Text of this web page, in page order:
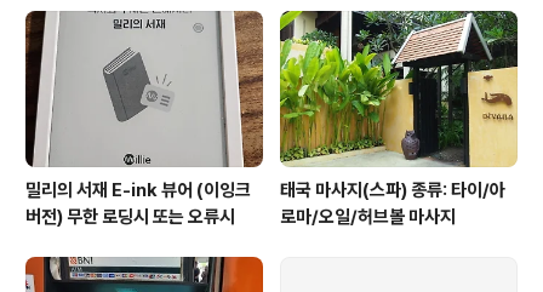
료가 나..
밀리의 서재 E-ink 뷰어 (이잉크
버전) 무한 로딩시 또는 오류시
태국 마사지(스파) 종류: 타이/아
로마/오일/허브볼 마사지